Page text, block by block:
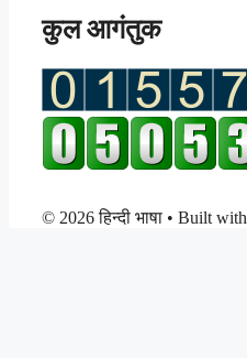
कुल आगंतुक
© 2026 हिन्दी भाषा • Built with